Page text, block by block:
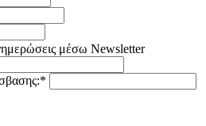
μέσω Newsletter